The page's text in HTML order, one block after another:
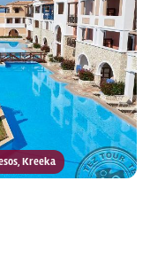
Kreeka